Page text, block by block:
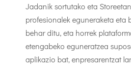
Jadanik sortutako eta
profesionalek eguneraketa
behar ditu, eta horrek
etengabeko eguneratzea
aplikazio bat, enpresarentzat